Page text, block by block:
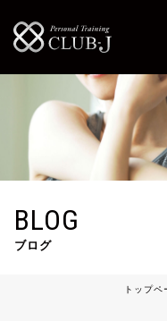
BLOG
ブログ
トップペ